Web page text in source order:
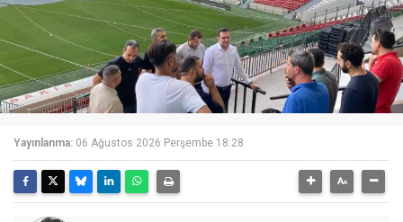
Yayınlanma: 06 Ağustos 2026 Perşembe 18:28